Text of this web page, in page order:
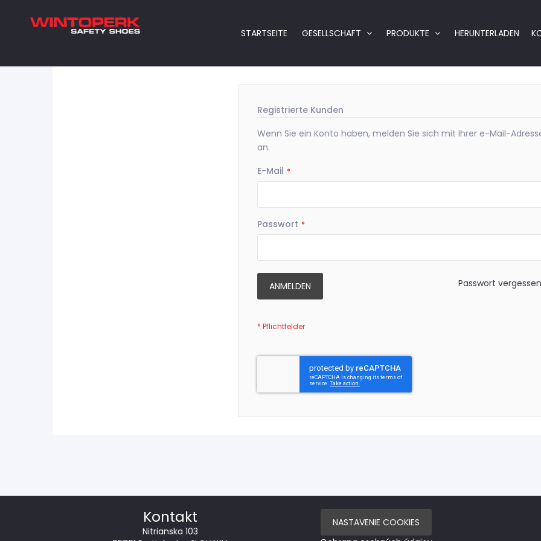
STARTSEITE GESELLSCHAFT PRODUKTE HERUNTERLADEN
Registrierte Kunden
Wenn Sie ein Konto haben, melden Sie sich mit Ihrer e-Mail-
an.
E-Mail
Passwort
ANMELDEN Passwort
Kontakt
Nitrianska 103
NASTAVENIE COOKIES